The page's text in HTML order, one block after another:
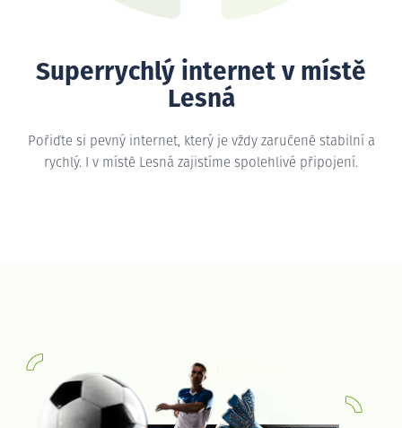
Superrychlý internet v místě
Lesná
Pořiďte si pevný internet, který je vždy zaručeně stabilní a
rychlý. I v místě Lesná zajistíme spolehlivé připojení.